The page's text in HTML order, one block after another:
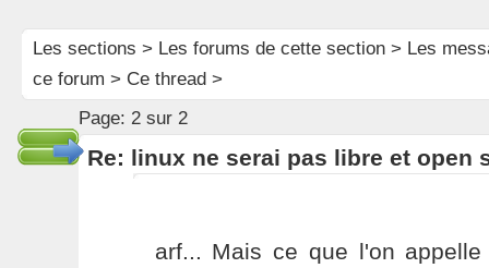
Les sections > Les forums de cette section> Les
ce forum > Ce thread >
Page: 2 sur 2
Re: linux ne serai pas libre et open
arf... Mais ce que l'on